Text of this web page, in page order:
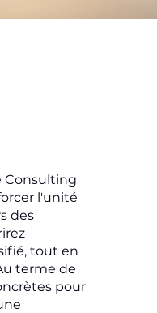
Consulting
l'unité
des
tout en
terme de
pour